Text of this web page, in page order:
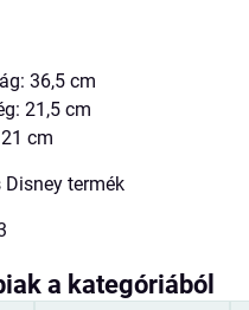
36,5 cm
21,5 cm
cm
termék
a kategóriából